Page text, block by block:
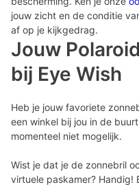
jouw zicht en de conditie
af op je kijkgedrag.
Jouw
bij Eye Wish
Heb je jouw favoriete
een winkel bij jou in de
momenteel niet mogelijk.
Wist je dat je de zonnebril
virtuele paskamer? Handig!